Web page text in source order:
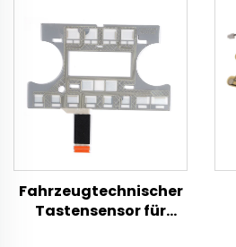
Fahrzeugtechnischer
Tastensensor für